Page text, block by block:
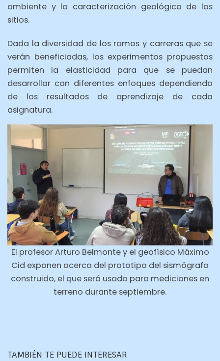
ambiente y la caracterización geológica de los
sitios.
Dada la diversidad de los ramos y carreras que se
verán beneficiadas, los experimentos propuestos
permiten la elasticidad para que se puedan
desarrollar con diferentes enfoques dependiendo
de los resultados de aprendizaje de cada
asignatura.
El profesor Arturo Belmonte y el geofísico Máximo
Cid exponen acerca del prototipo del sismógrafo
construido, el que será usado para mediciones en
terreno durante septiembre.
TAMBIÉN TE PUEDE INTERESAR